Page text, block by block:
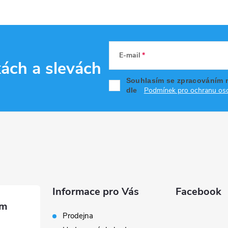
a slevách
E-mail
Souhlasím se
dle
Podmínek pro ochranu
Informace pro Vás
Prodejna
Facebook